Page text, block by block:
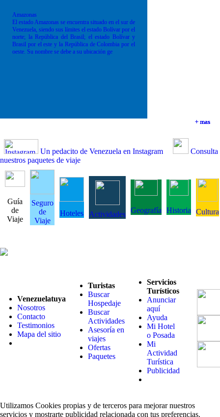
+ mas
+ mas
+ mas
Amazonas
El estado Amazonas se encuentra situado en el sur de
Venezuela, siendo sus límites el estado Bolívar por el
norte; la República del Brasil; el estado Bolívar y
Brasil por el este y la República de Colombia por el
oeste. Su nombre se debe a su ubicación ge
+ mas
Un pedacito de Venezuela en Instagram
Consulta
nuestros paquetes de viaje
Guía
de
Viaje
Seguro
de
Viaje
Hoteles Actividades Geografía Historia Cultura
Venezuelatuya
Nosotros
Contacto
Testimonios
Mapa del sitio
Turistas
Buscar
Hospedaje
Buscar
Actividades
Asesoría en
viajes
Ofertas
Paquetes
Servicios
Turísticos
Anunciar
aquí
Ayuda
Mi Hotel
o Posada
Mi
Actividad
Turística
Publicidad
Utilizamos Cookies propias y de terceros para mejorar nuestros
servicios y mostrarte publicidad relacionada con tus preferencias.